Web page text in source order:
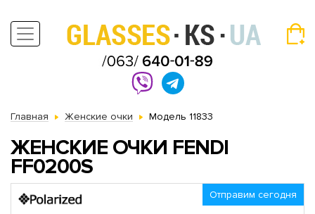
Главная Женские очки Модель 11833
ЖЕНСКИЕ ОЧКИ FENDI
FF0200S
Отправим сегодня